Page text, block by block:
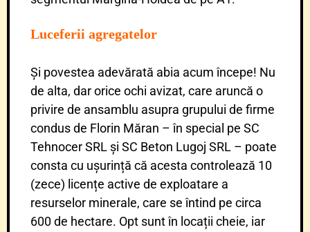
Luceferii agregatelor
Și povestea adevărată abia acum începe! Nu
de alta, dar orice ochi avizat, care aruncă o
privire de ansamblu asupra grupului de firme
condus de Florin Măran – în special pe SC
Tehnocer SRL și SC Beton Lugoj SRL – poate
consta cu ușurință că acesta controlează 10
(zece) licențe active de exploatare a
resurselor minerale, care se întind pe circa
600 de hectare. Opt sunt în locații cheie, iar